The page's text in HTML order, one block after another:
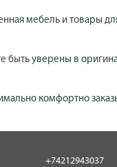
мебель и товары
быть уверены в
комфортно
+74212943037